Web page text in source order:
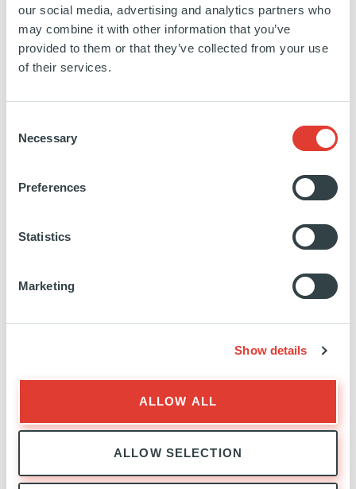
our social media, advertising and analytics partners who
may combine it with other information that you’ve
provided to them or that they’ve collected from your use
of their services.
Selection
Necessary
Preferences
Statistics
Marketing
Show details
ALLOW ALL
ALLOW SELECTION
EN SAVOIR PLUS
Novasol Invest La Isla
INVESTISSEMENT
Los Ausines